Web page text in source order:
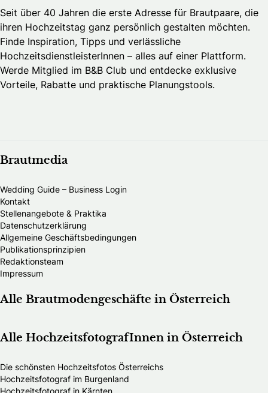
Seit über 40 Jahren die erste Adresse für Brautpaare, die
ihren Hochzeitstag ganz persönlich gestalten möchten.
Finde Inspiration, Tipps und verlässliche
HochzeitsdienstleisterInnen – alles auf einer Plattform.
Werde Mitglied im B&B Club und entdecke exklusive
Vorteile, Rabatte und praktische Planungstools.
Brautmedia
Wedding Guide – Business Login
Kontakt
Stellenangebote & Praktika
Datenschutzerklärung
Allgemeine Geschäftsbedingungen
Publikationsprinzipien
Redaktionsteam
Impressum
Alle Brautmodengeschäfte in Österreich
Alle HochzeitsfotografInnen in Österreich
Die schönsten Hochzeitsfotos Österreichs
Hochzeitsfotograf im Burgenland